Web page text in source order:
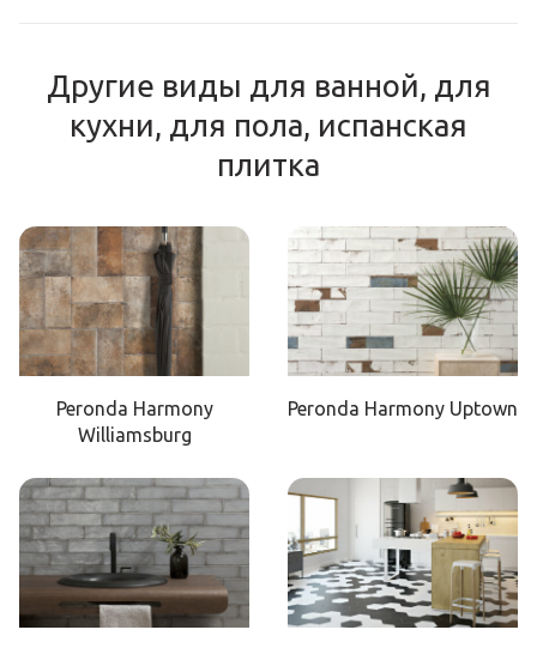
Другие виды для ванной, для
кухни, для пола, испанская
плитка
Peronda Harmony
Williamsburg
Peronda Harmony Uptown